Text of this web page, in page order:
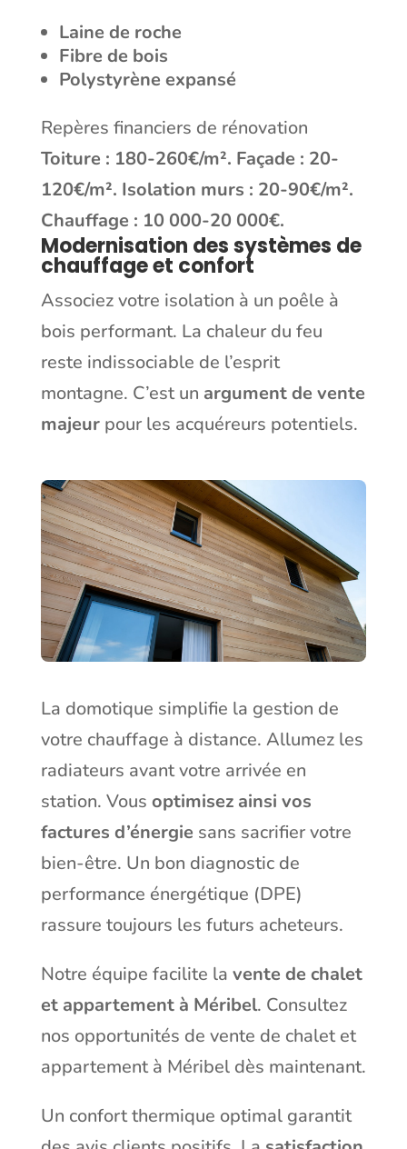
Laine de roche
Fibre de bois
Polystyrène expansé
Repères financiers de rénovation
Toiture : 180-260€/m². Façade : 20-
120€/m². Isolation murs : 20-90€/m².
Chauffage : 10 000-20 000€.
Modernisation des systèmes de
chauffage et confort
Associez votre isolation à un poêle à
bois performant. La chaleur du feu
reste indissociable de l’esprit
montagne. C’est un argument de vente
majeurpour les acquéreurs potentiels.
La domotique simplifie la gestion de
votre chauffage à distance. Allumez les
radiateurs avant votre arrivée en
station. Vous optimisez ainsi vos
factures d’énergie sans sacrifier votre
bien-être. Un bon diagnostic de
performance énergétique (DPE)
rassure toujours les futurs acheteurs.
Notre équipe facilite la vente de chalet
et appartement à Méribel. Consultez
nos opportunités de vente de chalet et
appartement à Méribeldès maintenant.
Un confort thermique optimal garantit